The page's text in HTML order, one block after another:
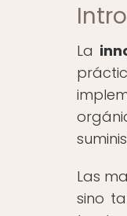
La
Las
sino